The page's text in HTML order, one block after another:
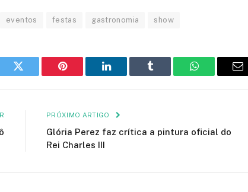
eventos festas gastronomia show
Twitter Pinterest LinkedIn Tumblr WhatsAppE-
PRÓXIMO ARTIGO
Glória Perez faz crítica a pintura oficial do
Rei Charles III